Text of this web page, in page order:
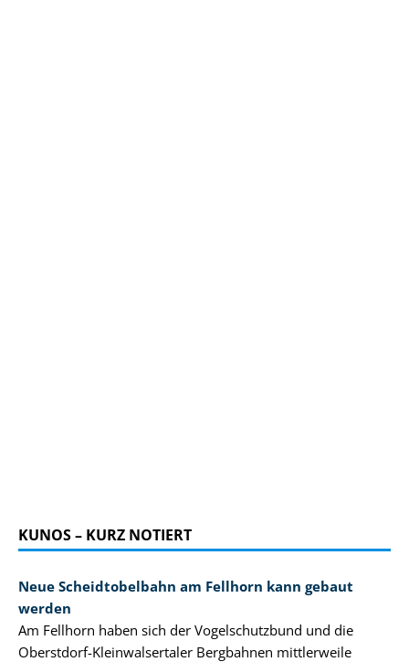
KUNOS – KURZ NOTIERT
Neue Scheidtobelbahn am Fellhorn kann gebaut
werden
Am Fellhorn haben sich der Vogelschutzbund und die
Oberstdorf-Kleinwalsertaler Bergbahnen mittlerweile